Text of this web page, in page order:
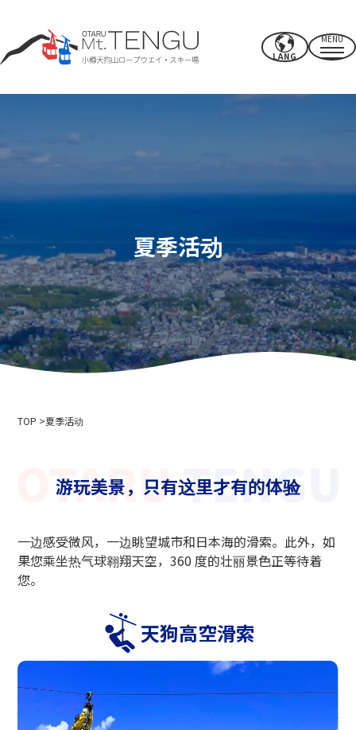
LANG
MENU
夏季活动
CAFE & SHOP
其他的
电源点/设施
附近推荐景点
如何度过你的时间
使用权
公司简介
滑雪场使用条款和条件
相关链接
新雪谷安努普利国际滑雪场
小樽藤
新雪谷温泉乡 Ikoinoyu Inn 伊吕波
小樽滑雪联盟
小樽天狗山滑雪学校
小樽玻璃工作室
夏季活动
TOP 夏季活动
游玩美景，只有这里才有的体验
一边感受微风，一边眺望城市和日本海的滑索。此外，如
果您乘坐热气球翱翔天空，360 度的壮丽景色正等待着
您。
天狗高空滑索